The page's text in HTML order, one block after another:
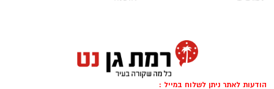
מטאורים בשעה.
הודעות לאתר ניתן לשלוח במייל :